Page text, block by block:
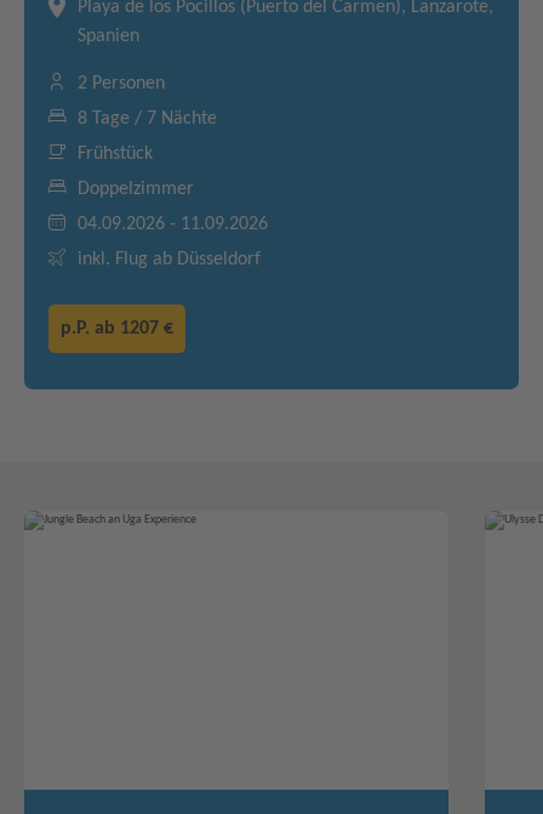
Playa de los Pocillos (Puerto del Carmen), Lanzarote,
Spanien
2 Personen
8 Tage / 7 Nächte
Frühstück
Doppelzimmer
04.09.2026 - 11.09.2026
inkl. Flug ab Düsseldorf
p.P. ab 1207 €